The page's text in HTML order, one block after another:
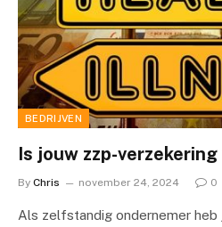
BEDRIJVEN
Is jouw zzp-
By Chris november 24, 2024 0
Als zelfstandig ondernemer heb